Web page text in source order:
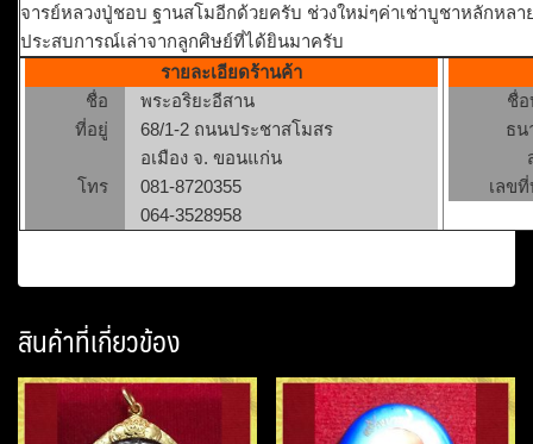
จารย์หลวงปู่ชอบ ฐานสโมอีกด้วยครับ ช่วงใหม่ๆค่าเช่าบูชาหลักห
ประสบการณ์เล่าจากลูกศิษย์ที่ได้ยินมาครับ
รายละเอียดร้านค้า
ชื่อ
พระอริยะอีสาน
ที่อยู่
68/1-2 ถนนประชาสโมสร
อเมือง จ. ขอนแก่น
โทร
081-8720355
064-3528958
ชื่
ธน
เลข
สินค้าที่เกี่ยวข้อง